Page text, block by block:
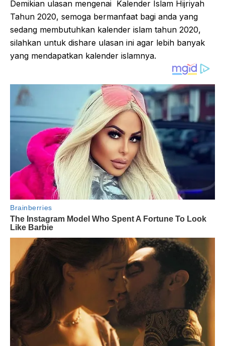
Demikian ulasan mengenai Kalender Islam Hijriyah
Tahun 2020, semoga bermanfaat bagi anda yang
sedang membutuhkan kalender islam tahun 2020,
silahkan untuk dishare ulasan ini agar lebih banyak
yang mendapatkan kalender islamnya.